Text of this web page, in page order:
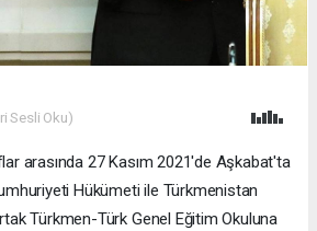
Sesli Oku)
arasında 27 Kasım 2021'de Aşkabat'ta
Hükümeti ile Türkmenistan
Türkmen-Türk Genel Eğitim Okuluna